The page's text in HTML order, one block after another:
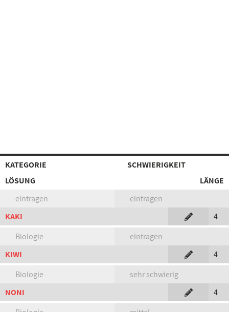
KATEGORIE
SCHWIERIGKEIT
LÖSUNG
LÄNGE
eintragen
eintragen
KAKI
4
Biologie
eintragen
KIWI
4
Biologie
sehr schwierig
NONI
4